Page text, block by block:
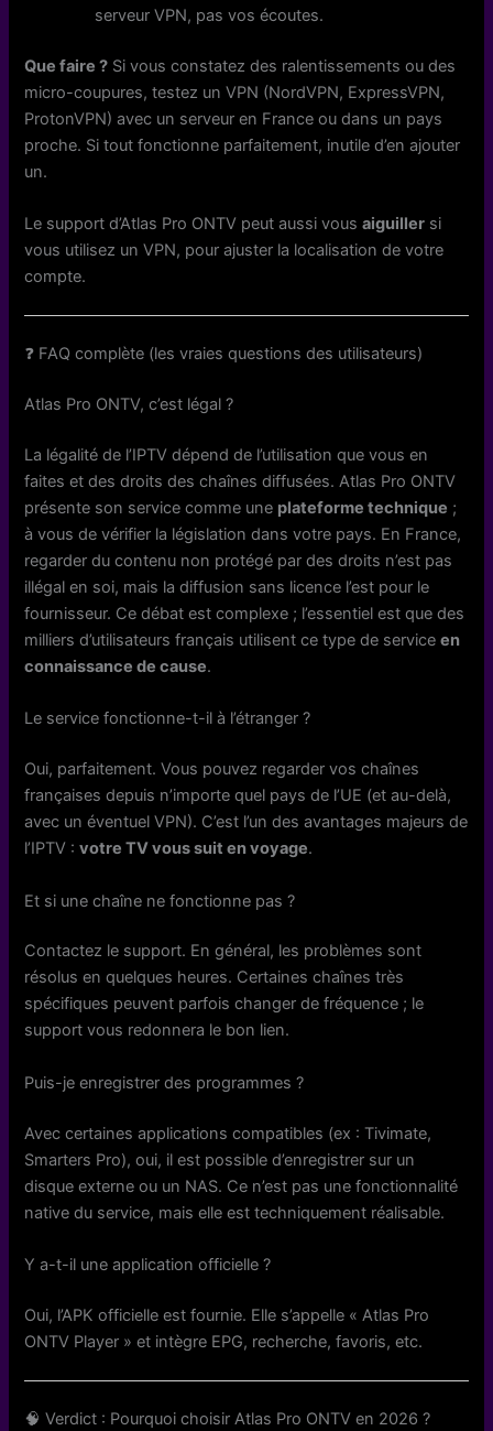
serveur VPN, pas vos écoutes.
Que faire ? Si vous constatez des ralentissements ou des
micro-coupures, testez un VPN (NordVPN, ExpressVPN,
ProtonVPN) avec un serveur en France ou dans un pays
proche. Si tout fonctionne parfaitement, inutile d’en ajouter
un.
Le support d’Atlas Pro ONTV peut aussi vousaiguiller si
vous utilisez un VPN, pour ajuster la localisation de votre
compte.
❓ FAQ complète (les vraies questions des utilisateurs)
Atlas Pro ONTV, c’est légal ?
La légalité de l’IPTV dépend de l’utilisation que vous en
faites et des droits des chaînes diffusées. Atlas Pro ONTV
présente son service comme une plateforme technique ;
à vous de vérifier la législation dans votre pays. En France,
regarder du contenu non protégé par des droits n’est pas
illégal en soi, mais la diffusion sans licence l’est pour le
fournisseur. Ce débat est complexe ; l’essentiel est que des
milliers d’utilisateurs français utilisent ce type de serviceen
connaissance de cause.
Le service fonctionne-t-il à l’étranger ?
Oui, parfaitement. Vous pouvez regarder vos chaînes
françaises depuis n’importe quel pays de l’UE (et au-delà,
avec un éventuel VPN). C’est l’un des avantages majeurs de
l’IPTV :votre TV vous suit en voyage.
Et si une chaîne ne fonctionne pas ?
Contactez le support. En général, les problèmes sont
résolus en quelques heures. Certaines chaînes très
spécifiques peuvent parfois changer de fréquence ; le
support vous redonnera le bon lien.
Puis-je enregistrer des programmes ?
Avec certaines applications compatibles (ex : Tivimate,
Smarters Pro), oui, il est possible d’enregistrer sur un
disque externe ou un NAS. Ce n’est pas une fonctionnalité
native du service, mais elle est techniquement réalisable.
Y a-t-il une application officielle ?
Oui, l’APK officielle est fournie. Elle s’appelle « Atlas Pro
ONTV Player » et intègre EPG, recherche, favoris, etc.
🧠 Verdict : Pourquoi choisir Atlas Pro ONTV en 2026 ?